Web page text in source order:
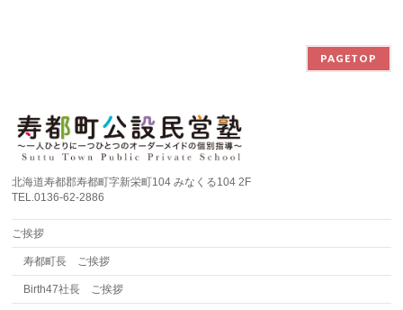
PAGETOP
北海道寿都郡寿都町字新栄町104 みなくる104 2F
TEL.0136-62-2886
ご挨拶
寿都町長 ご挨拶
Birth47社長 ご挨拶